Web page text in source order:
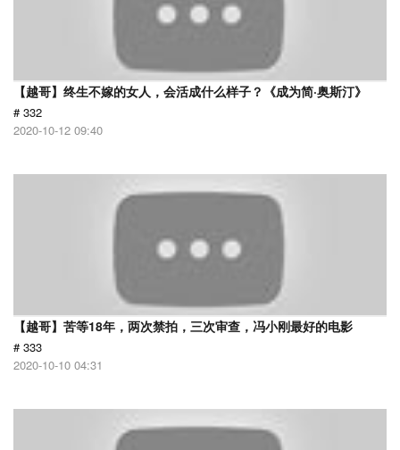
【越哥】终生不嫁的女人，会活成什么样子？《成为简·奥斯汀》
# 332
2020-10-12 09:40
【越哥】苦等18年，两次禁拍，三次审查，冯小刚最好的电影
# 333
2020-10-10 04:31